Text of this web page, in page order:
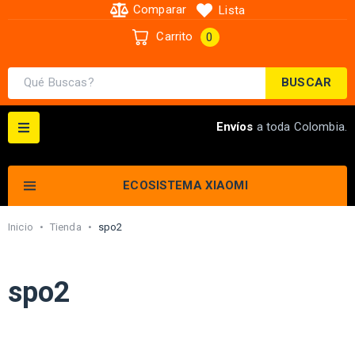
BUSCAR
Comparar
Lista
Carrito
0
ECOSISTEMA XIAOMI
Envíos a toda Colombia.
Inicio • Tienda • spo2
spo2